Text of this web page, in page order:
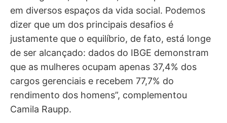
em diversos espaços da vida social. Podemos
dizer que um dos principais desafios é
justamente que o equilíbrio, de fato, está longe
de ser alcançado: dados do IBGE demonstram
que as mulheres ocupam apenas 37,4% dos
cargos gerenciais e recebem 77,7% do
rendimento dos homens”, complementou
Camila Raupp.